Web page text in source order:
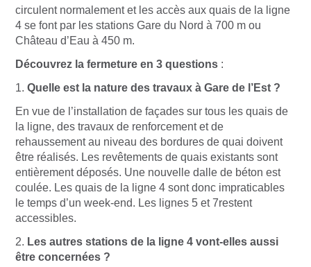
circulent normalement et les accès aux quais de la ligne
4 se font par les stations Gare du Nord à 700 m ou
Château d’Eau à 450 m.
Découvrez la fermeture en 3 questions :
1. Quelle est la nature des travaux à Gare de l’Est ?
En vue de l’installation de façades sur tous les quais de
la ligne, des travaux de renforcement et de
rehaussement au niveau des bordures de quai doivent
être réalisés. Les revêtements de quais existants sont
entièrement déposés. Une nouvelle dalle de béton est
coulée. Les quais de la ligne 4 sont donc impraticables
le temps d’un week-end. Les lignes 5 et 7restent
accessibles.
2. Les autres stations de la ligne 4 vont-elles aussi
être concernées ?